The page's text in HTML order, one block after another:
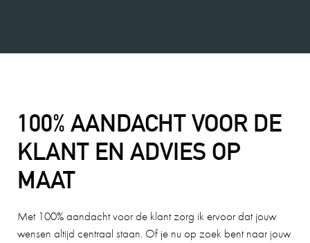
100% AANDACHT VOOR DE
KLANT EN ADVIES OP
MAAT
Met 100% aandacht voor de klant zorg ik ervoor dat jouw
wensen altijd centraal staan. Of je nu op zoek bent naar jouw